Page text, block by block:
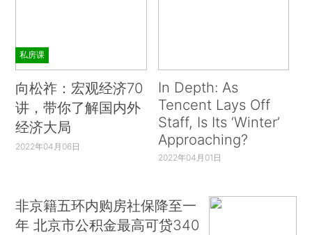
私房课
向松祚：宏观经济70
讲，带你了解国内外
经济大局
2022年04月06日
In Depth: As
Tencent Lays Off
Staff, Is Its ‘Winter’
Approaching?
2022年04月01日
非京籍五环内购房社保降至一
年 北京市公积金最高可贷340